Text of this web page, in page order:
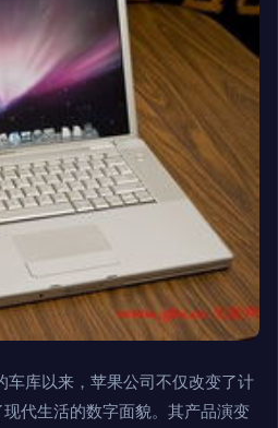
车库以来，苹果公司不仅改变了计
代生活的数字面貌。其产品演变